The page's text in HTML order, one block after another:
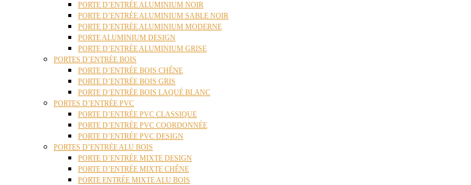
PORTE D’ENTRÉE ALUMINIUM NOIR
PORTE D’ENTRÉE ALUMINIUM SABLE NOIR
PORTE D’ENTRÉE ALUMINIUM MODERNE
PORTE ALUMINIUM DESIGN
PORTE D’ENTRÉE ALUMINIUM GRISE
PORTES D’ENTRÉE BOIS
PORTE D’ENTRÉE BOIS CHÊNE
PORTE D’ENTRÉE BOIS GRIS
PORTE D’ENTRÉE BOIS LAQUÉ BLANC
PORTES D’ENTRÉE PVC
PORTE D’ENTRÉE PVC CLASSIQUE
PORTE D’ENTRÉE PVC COORDONNÉE
PORTE D’ENTRÉE PVC DESIGN
PORTES D’ENTRÉE ALU BOIS
PORTE D’ENTRÉE MIXTE DESIGN
PORTE D’ENTRÉE MIXTE CHÊNE
PORTE ENTRÉE MIXTE ALU BOIS